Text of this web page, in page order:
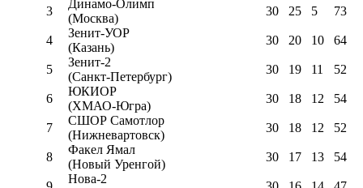
3
Динамо-Олимп
(Москва)
30 25 5 73
4
Зенит-УОР
(Казань)
30 20 10 64
5
Зенит-2
(Санкт-Петербург)
30 19 11 52
6
ЮКИОР
(ХМАО-Югра)
30 18 12 54
7
СШОР Самотлор
(Нижневартовск)
30 18 12 52
8
Факел Ямал
(Новый Уренгой)
30 17 13 54
Нова-2